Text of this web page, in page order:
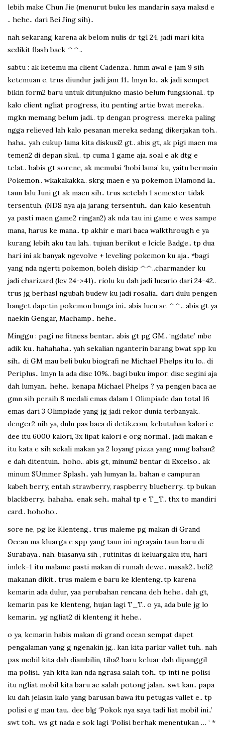
lebih make Chun Jie (menurut buku les mandarin saya maksd e
.. hehe.. dari Bei Jing sih)..
nah sekarang karena ak belom nulis dr tgl 24, jadi mari kita
sedikit flash back ^^..
sabtu : ak ketemu ma client Cadenza.. hmm awal e jam 9 sih
ketemuan e, trus diundur jadi jam 11.. lmyn lo.. ak jadi sempet
bikin form2 baru untuk ditunjukno masio belum fungsional.. tp
kalo client ngliat progress, itu penting artie bwat mereka..
mgkn memang belum jadi.. tp dengan progress, mereka paling
ngga relieved lah kalo pesanan mereka sedang dikerjakan toh..
haha.. yah cukup lama kita diskusi2 gt.. abis gt, ak pigi maen ma
temen2 di depan skul.. tp cuma 1 game aja. soal e ak dtg e
telat.. habis gt sorene, ak memulai ‘hobi lama’ ku, yaitu bermain
Pokemon.. wkakakakka.. skrg maen e ya pokemon DIamond la..
taun lalu Juni gt ak maen sih.. trus setelah 1 semester tidak
tersentuh, (NDS nya aja jarang tersentuh.. dan kalo kesentuh
ya pasti maen game2 ringan2) ak nda tau ini game e wes sampe
mana, harus ke mana.. tp akhir e mari baca walkthrough e ya
kurang lebih aku tau lah.. tujuan berikut e Icicle Badge.. tp dua
hari ini ak banyak ngevolve + leveling pokemon ku aja.. *bagi
yang nda ngerti pokemon, boleh diskip ^^..charmander ku
jadi charizard (lev 24->41).. riolu ku dah jadi lucario dari 24-42..
trus jg berhasl ngubah budew ku jadi rosalia.. dari dulu pengen
banget dapetin pokemon bunga ini.. abis lucu se ^^.. abis gt ya
naekin Gengar, Machamp.. hehe..
Minggu : pagi ne fitness bentar.. abis gt pg GM.. ‘ngdate’ mbe
adik ku.. hahahaha.. yah sekalian nganterin barang bwat spp ku
sih.. di GM mau beli buku biografi ne Michael Phelps itu lo.. di
Periplus.. lmyn la ada disc 10%.. bagi buku impor, disc segini aja
dah lumyan.. hehe.. kenapa Michael Phelps ? ya pengen baca ae
gmn sih peraih 8 medali emas dalam 1 Olimpiade dan total 16
emas dari 3 Olimpiade yang jg jadi rekor dunia terbanyak..
denger2 nih ya, dulu pas baca di detik.com, kebutuhan kalori e
dee itu 6000 kalori, 3x lipat kalori e org normal.. jadi makan e
itu kata e sih sekali makan ya 2 loyang pizza yang mmg bahan2
e dah ditentuin.. hoho.. abis gt, minum2 bentar di Excelso.. ak
minum SUmmer Splash.. yah lumyan la.. bahan e campuran
kabeh berry, entah strawberry, raspberry, blueberry.. tp bukan
blackberry.. hahaha.. enak seh.. mahal tp e T_T.. thx to mandiri
card.. hohoho..
sore ne, pg ke Klenteng.. trus maleme pg makan di Grand
Ocean ma kluarga e spp yang taun ini ngrayain taun baru di
Surabaya.. nah, biasanya sih , rutinitas di keluargaku itu, hari
imlek-1 itu malame pasti makan di rumah dewe.. masak2.. beli2
makanan dikit.. trus malem e baru ke klenteng..tp karena
kemarin ada dulur, yaa perubahan rencana deh hehe.. dah gt,
kemarin pas ke klenteng, hujan lagi T_T.. o ya, ada bule jg lo
kemarin.. yg ngliat2 di klenteng it hehe..
o ya, kemarin habis makan di grand ocean sempat dapet
pengalaman yang g ngenakin jg.. kan kita parkir vallet tuh.. nah
pas mobil kita dah diambilin, tiba2 baru keluar dah dipanggil
ma polisi.. yah kita kan nda ngrasa salah toh.. tp inti ne polisi
itu ngliat mobil kita baru ae salah potong jalan.. swt kan.. papa
ku dah jelasin kalo yang barusan bawa itu petugas vallet e.. tp
polisi e g mau tau.. dee blg ‘Pokok nya saya tadi liat mobil ini..’
swt toh.. ws gt nada e sok lagi ‘Polisi berhak menentukan … ‘ *